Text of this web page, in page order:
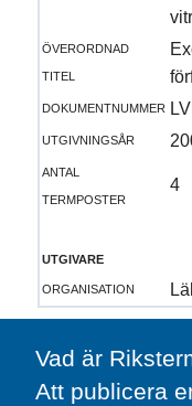
överordnad
titel
dokumentnummer
utgivningsår
antal
termposter
4
utgivare
organisation
Vad är
Att publicera